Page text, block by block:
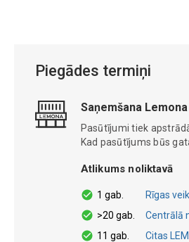
Piegādes termiņi
Saņemšana
Pasūtījumi tiek
Kad pasūtījums būs
Atlikums noliktavā
1 gab.
Rīgas
>20 gab.
Centrālā
11 gab.
Citas